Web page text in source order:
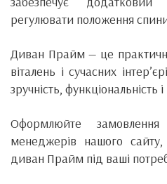
регулювати положення
Диван Прайм — це
віталень і сучасних
зручність,
Оформлюйте
менеджерів нашого
диван Прайм під ваші